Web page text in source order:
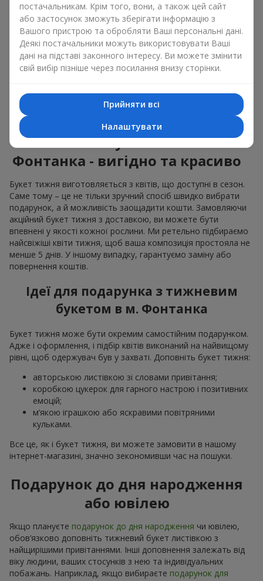
Універсальний букет тижня стане у нагоді і як подарунок на
день народження для близької людини, і як привітання
колеги по роботі, і просто, як знак уваги для тих, кого ви
цінуєте. Причому підійде такий подарунок, як для жінки, так і
для чоловіка . Флористи підбирають квіти тижня, щоб
дійсно якісна та професійна збірка, яка ідеальна продумана
по кольорах і формах.
Знижки на букет тижня в м.
Фонтанка - вигідно та красиво
Букет тижня виготовляється з квітів, що доступні в сезон.
Саме тому – це не тільки зручний спосіб швидко вибрати
подарунок, а й можливість заощадити кошти. Замовляючи
акційний букет тижня з доставкою, ви можете бути
впевнені у якості кожної рослини. Ми ретельно підбираємо
найсвіжіші квіти тижня, щоб ваша композиція простояла не
менше 5 днів. У іншому випадку, гарантуємо заміну або
повернення коштів.
Ідеї для подарунка з тижневим
букетом в м. Фонтанка
Букет тижня може бути окремим самостійним подарунком.
Адже і оформлення, і підбір квітів виконаний на найвищому
рівні, щоб одержувач був у захваті. Доповніть букет тижня:
авторською листівкою зі словами привітання;
коробкою цукерок для гарного настрою і позитивних
емоцій;
м’якою іграшкою або яскравими повітряними
кульками.
Все це, як і букет тижня, ви можете замовити в нашому
інтернет-магазині, значно зекономивши час на пошуки.
Подарунок до дня народження
або ювілею
Якщо плануєте подарунок до дня народження чи ювілею,
обов’язково доповніть тижневий букет листівкою з
найщирішими привітаннями. Інші доповнення залежать від
віку людини, ваших стосунків з нею та індивідуальних
побажань. Наприклад, якщо вибираєте подарунок для
постачальникам. Крім того, вони, а також цей сайт
або застосунок зможуть зберігати інформацію з
Вашого пристрою та обробляти Ваші персональні дані.
Деякі постачальники можуть використовувати Ваші
дані на підставі законного інтересу. Ви можете змінити
свій вибір пізніше через посилання внизу сторінки.
Прийняти всі
Налаштувати